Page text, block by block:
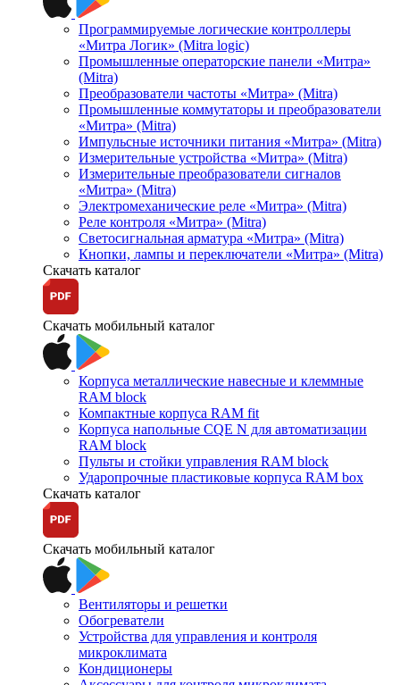
Программируемые логические контроллеры
«Митра Логик» (Mitra logic)
Промышленные операторские панели «Митра»
(Mitra)
Преобразователи частоты «Митра» (Mitra)
Промышленные коммутаторы и преобразователи
«Митра» (Mitra)
Импульсные источники питания «Митра» (Mitra)
Измерительные устройства «Митра» (Mitra)
Измерительные преобразователи сигналов
«Митра» (Mitra)
Электромеханические реле «Митра» (Mitra)
Реле контроля «Митра» (Mitra)
Светосигнальная арматура «Митра» (Mitra)
Кнопки, лампы и переключатели «Митра» (Mitra)
Скачать каталог
Скачать мобильный каталог
Корпуса металлические навесные и клеммные
RAM block
Компактные корпуса RAM fit
Корпуса напольные CQE N для автоматизации
RAM block
Пульты и стойки управления RAM block
Ударопрочные пластиковые корпуса RAM box
Скачать каталог
Скачать мобильный каталог
Вентиляторы и решетки
Обогреватели
Устройства для управления и контроля
микроклимата
Кондиционеры